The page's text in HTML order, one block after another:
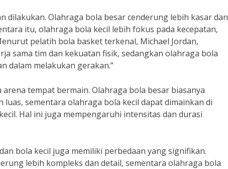
dilakukan. Olahraga bola besar cenderung lebih kasar dan
itu, olahraga bola kecil lebih fokus pada kecepatan,
pelatih bola basket terkenal, Michael Jordan,
sama tim dan kekuatan fisik, sedangkan olahraga bola
dalam melakukan gerakan.”
tempat bermain. Olahraga bola besar biasanya
sementara olahraga bola kecil dapat dimainkan di
Hal ini juga mempengaruhi intensitas dan durasi
bola kecil juga memiliki perbedaan yang signifikan.
lebih kompleks dan detail, sementara olahraga bola